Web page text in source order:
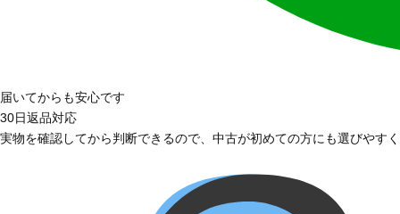
届いてからも安心です
30日返品対応
実物を確認してから判断できるので、中古が初めての方にも選びやす